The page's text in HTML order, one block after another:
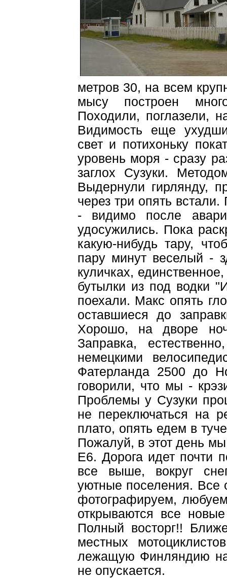
метров 30, на всем
мысу построен
Походили, поглазели,
Видимость еще
свет и потихоньку
уровень моря - сразу
заглох Сузуки.
Выдернули гирлянду,
через три опять
- видимо после
удосужились. Пока
какую-нибудь тару,
пару минут веселый -
куличках,
бутылки из под водки
поехали. Макс опять
оставшиеся до
Хорошо, на дворе
Заправка,
немецкими
Фатерланда 2500 до
говорили, что мы -
Проблемы у Сузуки
не переключаться на
плато, опять едем в
Пожалуй, в этот день
Е6. Дорога идет почти
все выше, вокруг
уютные поселения. Все
фотографируем,
открываются все
Полный восторг!!
местных
лежащую Финляндию на
не опускается.